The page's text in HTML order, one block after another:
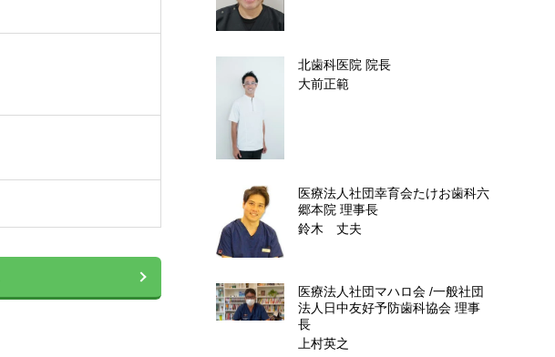
北歯科医院 院長
大前正範
医療法人社団幸育会たけお歯科六
郷本院 理事長
鈴木 丈夫
医療法人社団マハロ会 /一般社団
法人日中友好予防歯科協会 理事
長
上村英之